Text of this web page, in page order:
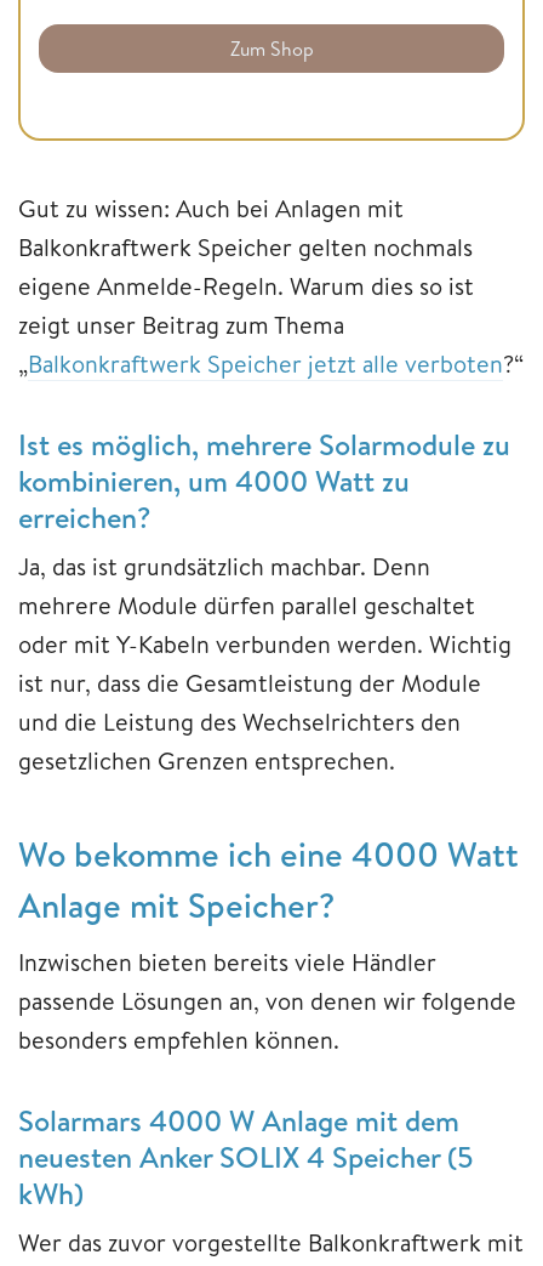
Zum Shop
Gut zu wissen: Auch bei Anlagen mit
Balkonkraftwerk Speicher gelten nochmals
eigene Anmelde-Regeln. Warum dies so ist
zeigt unser Beitrag zum Thema
„Balkonkraftwerk Speicher jetzt alle verboten?“
Ist es möglich, mehrere Solarmodule zu
kombinieren, um 4000 Watt zu
erreichen?
Ja, das ist grundsätzlich machbar. Denn
mehrere Module dürfen parallel geschaltet
oder mit Y-Kabeln verbunden werden. Wichtig
ist nur, dass die Gesamtleistung der Module
und die Leistung des Wechselrichters den
gesetzlichen Grenzen entsprechen.
Wo bekomme ich eine 4000 Watt
Anlage mit Speicher?
Inzwischen bieten bereits viele Händler
passende Lösungen an, von denen wir folgende
besonders empfehlen können.
Solarmars 4000 W Anlage mit dem
neuesten Anker SOLIX 4 Speicher (5
kWh)
Wer das zuvor vorgestellte Balkonkraftwerk mit